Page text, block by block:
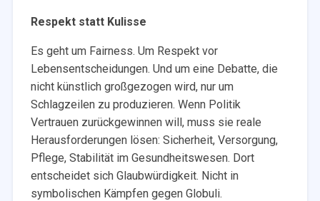
Respekt statt Kulisse
Es geht um Fairness. Um Respekt vor
Lebensentscheidungen. Und um eine Debatte, die
nicht künstlich großgezogen wird, nur um
Schlagzeilen zu produzieren. Wenn Politik
Vertrauen zurückgewinnen will, muss sie reale
Herausforderungen lösen: Sicherheit, Versorgung,
Pflege, Stabilität im Gesundheitswesen. Dort
entscheidet sich Glaubwürdigkeit. Nicht in
symbolischen Kämpfen gegen Globuli.